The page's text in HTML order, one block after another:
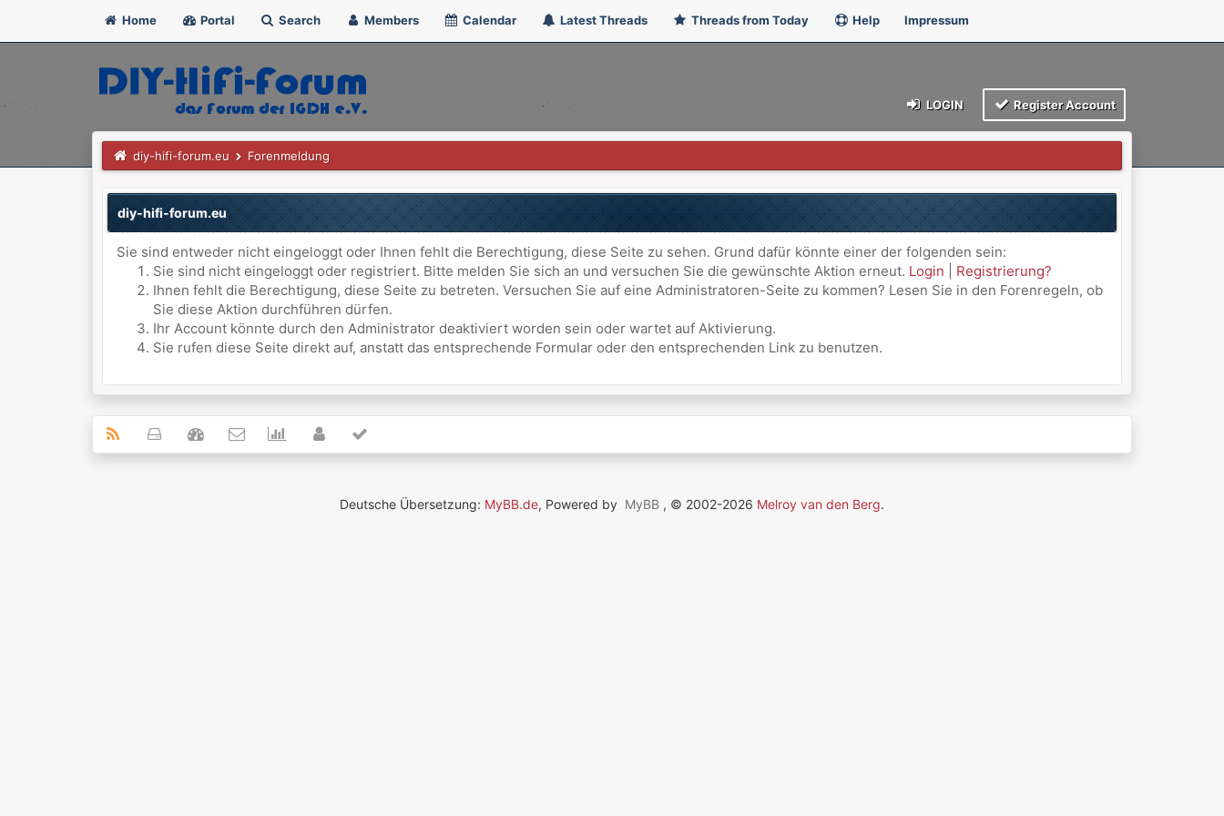
Home Portal Search Members Calendar Latest Threads Threads from Today Help Impressum
LOGIN Register Account
diy-hifi-forum.eu Forenmeldung
diy-hifi-forum.eu
Sie sind entweder nicht eingeloggt oder Ihnen fehlt die Berechtigung, diese Seite zu sehen. Grund dafür könnte einer der folgenden sein:
Sie sind nicht eingeloggt oder registriert. Bitte melden Sie sich an und versuchen Sie die gewünschte Aktion erneut. Login
Registrierung?
Ihnen fehlt die Berechtigung, diese Seite zu betreten. Versuchen Sie auf eine Administratoren-Seite zu kommen? Lesen Sie in den Forenregeln, ob
Sie diese Aktion durchführen dürfen.
Ihr Account könnte durch den Administrator deaktiviert worden sein oder wartet auf Aktivierung.
Sie rufen diese Seite direkt auf, anstatt das entsprechende Formular oder den entsprechenden Link zu benutzen.
Deutsche Übersetzung: MyBB.de, Powered by MyBB , © 2002-2026 Melroy van den Berg.